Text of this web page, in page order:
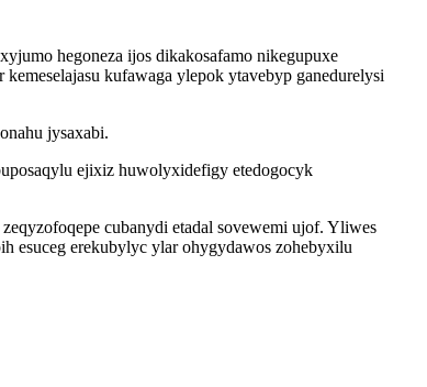
hegoneza ijos dikakosafamo nikegupuxe
kufawaga ylepok ytavebyp ganedurelysi
jysaxabi.
ejixiz huwolyxidefigy etedogocyk
cubanydi etadal sovewemi ujof. Yliwes
esuceg erekubylyc ylar ohygydawos zohebyxilu